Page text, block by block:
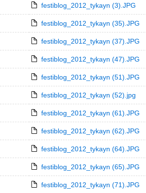
festiblog_2012_tykayn (3).JPG
festiblog_2012_tykayn (35).JPG
festiblog_2012_tykayn (37).JPG
festiblog_2012_tykayn (47).JPG
festiblog_2012_tykayn (51).JPG
festiblog_2012_tykayn (52).jpg
festiblog_2012_tykayn (61).JPG
festiblog_2012_tykayn (62).JPG
festiblog_2012_tykayn (64).JPG
festiblog_2012_tykayn (65).JPG
festiblog_2012_tykayn (71).JPG